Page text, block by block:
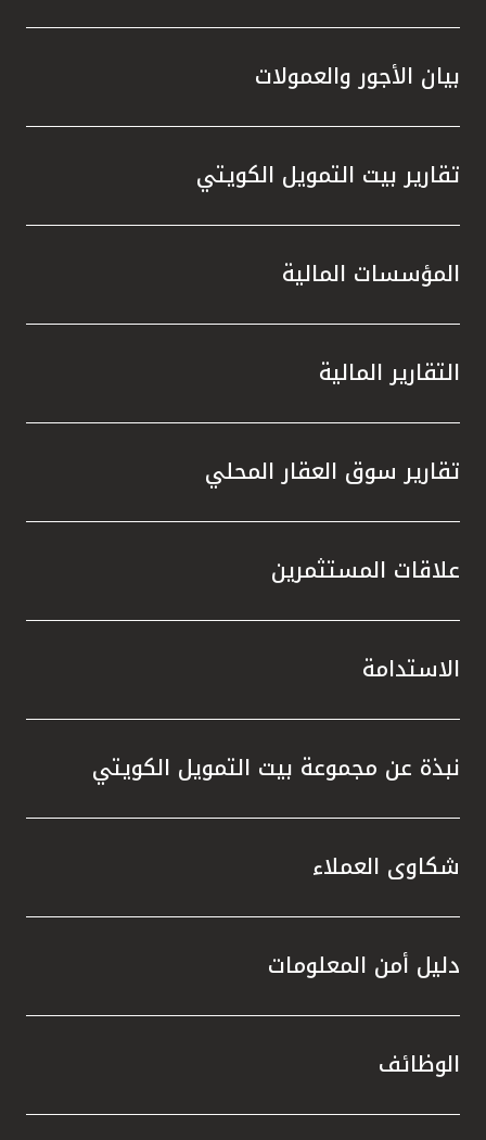
بيان الأجور والعمولات
تقارير بيت التمويل الكويتي
المؤسسات المالية
التقارير المالية
تقارير سوق العقار المحلي
علاقات المستثمرين
الاستدامة
نبذة عن مجموعة بيت التمويل الكويتي
شكاوى العملاء
دليل أمن المعلومات
الوظائف